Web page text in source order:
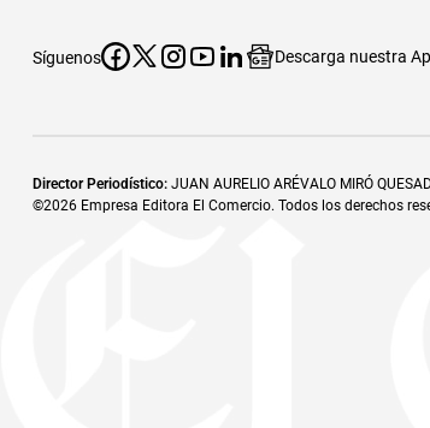
Síguenos Descarga nuestra
Director Periodístico: JUAN AURELIO ARÉVALO MIRÓ
©2026 Empresa Editora El Comercio. Todos los derechos